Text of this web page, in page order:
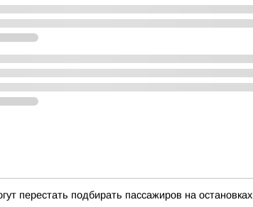
перестать подбирать пассажиров на остановках